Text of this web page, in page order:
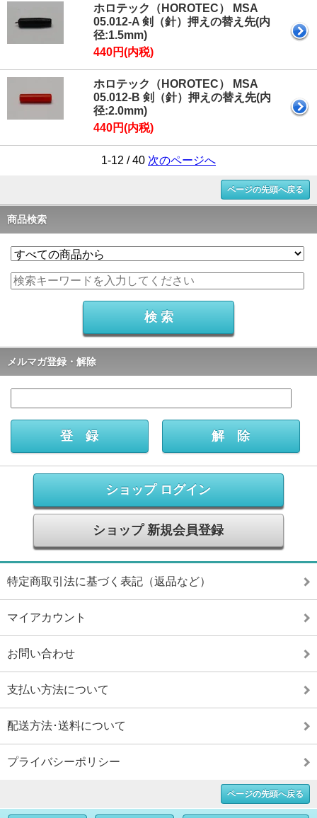
ホロテック（HOROTEC） MSA
05.012-A 剣（針）押えの替え先(内
径:1.5mm)
440円(内税)
ホロテック（HOROTEC） MSA
05.012-B 剣（針）押えの替え先(内
径:2.0mm)
440円(内税)
1-12 / 40 次のページへ
ページの先頭へ戻る
商品検索
メルマガ登録・解除
ショップ ログイン
ショップ 新規会員登録
特定商取引法に基づく表記（返品など）
マイアカウント
お問い合わせ
支払い方法について
配送方法･送料について
プライバシーポリシー
ページの先頭へ戻る